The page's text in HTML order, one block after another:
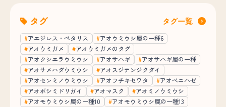
タグ タグ一覧
アエジレス・ペタリス
アオウミウシ属の一種6
アオウミガメ
アオウミガメのタグ
アオクシエラウミウシ
アオサハギ
アオサハギ属の一種
アオサメハダウミウシ
アオスジテンジクダイ
アオセンミノウミウシ
アオフチキセワタ
アオベニハゼ
アオボシミドリガイ
アオマスク
アオミノウミウシ
アオモウミウシ属の一種10
アオモウミウシ属の一種13